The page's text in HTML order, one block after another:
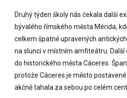
Druhý týden školy nás čekala další
bývalého římského města Mérida,
celkem špatně upravených
na slunci v místním amfiteátru. Další
do historického města Cáceres.
protože Cáceres je město
akčně tahala za sebou po celém